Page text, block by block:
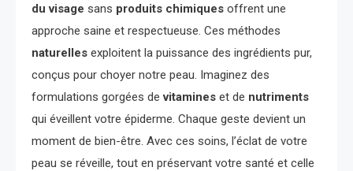
du visage sans produits chimiques offrent une
approche saine et respectueuse. Ces méthodes
naturelles exploitent la puissance des ingrédients pur,
conçus pour choyer notre peau. Imaginez des
formulations gorgées devitamines et de nutriments
qui éveillent votre épiderme. Chaque geste devient un
moment de bien-être. Avec ces soins, l’éclat de votre
peau se réveille, tout en préservant votre santé et celle